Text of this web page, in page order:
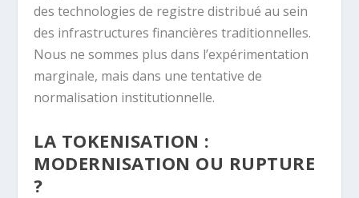
des technologies de registre distribué au sein
des infrastructures financières traditionnelles.
Nous ne sommes plus dans l’expérimentation
marginale, mais dans une tentative de
normalisation institutionnelle.
LA TOKENISATION :
MODERNISATION OU RUPTURE
?